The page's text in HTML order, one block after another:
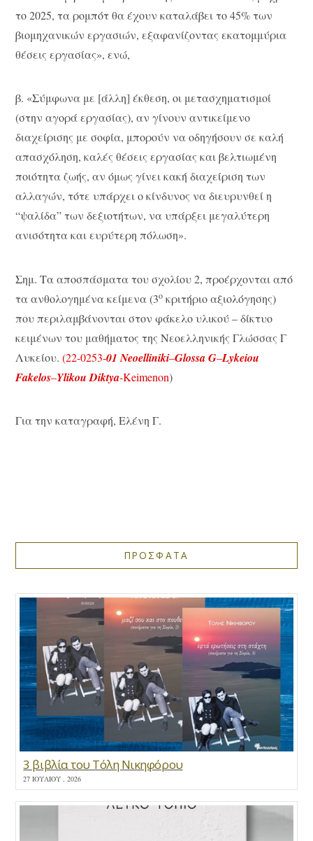
το 2025, τα ρομπότ θα έχουν καταλάβει το 45% των
βιομηχανικών εργασιών, εξαφανίζοντας εκατομμύρια
θέσεις εργασίας», ενώ,
β. «Σύμφωνα με [άλλη] έκθεση, οι μετασχηματισμοί
(στην αγορά εργασίας), αν γίνουν αντικείμενο
διαχείρισης με σοφία, μπορούν να οδηγήσουν σε καλή
απασχόληση, καλές θέσεις εργασίας και βελτιωμένη
ποιότητα ζωής, αν όμως γίνει κακή διαχείριση των
αλλαγών, τότε υπάρχει ο κίνδυνος να διευρυνθεί η
“ψαλίδα” των δεξιοτήτων, να υπάρξει μεγαλύτερη
ανισότητα και ευρύτερη πόλωση».
Σημ. Τα αποσπάσματα του σχολίου 2, προέρχονται από
τα ανθολογημένα κείμενα (3ο κριτήριο αξιολόγησης)
που περιλαμβάνονται στον φάκελο υλικού – δίκτυο
κειμένων του μαθήματος της Νεοελληνικής Γλώσσας Γ
Λυκείου.(22-0253-01 Neoelliniki–Glossa G–Lykeiou
Fakelos–Ylikou Diktya-Keimenon)
Για την καταγραφή, Ελένη Γ.
ΠΡΟΣΦΑΤΑ
3 βιβλία του Τόλη Νικηφόρου
27 ΙΟΥΛΊΟΥ , 2026